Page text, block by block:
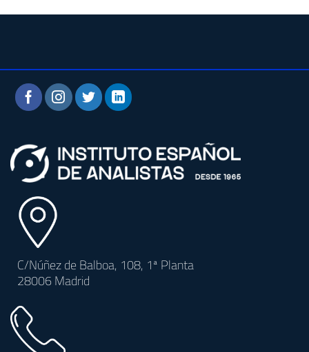
C/Núñez de Balboa, 108, 1ª Planta
28006 Madrid